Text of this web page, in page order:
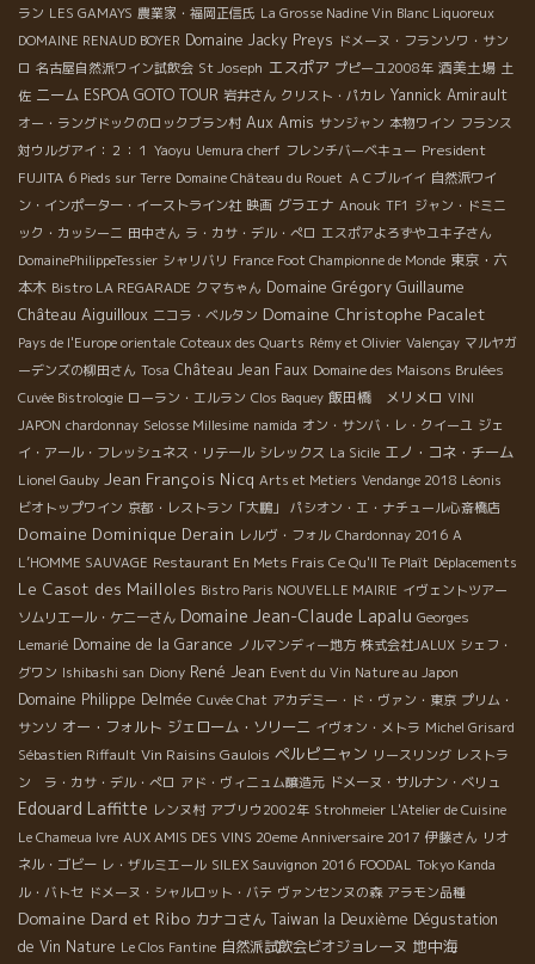
ラン LES GAMAYS 農業家・福岡正信氏 La Grosse Nadine Vin Blanc Liquoreux
DOMAINE RENAUD BOYER Domaine Jacky Preys ドメーヌ・フランソワ・サン
ロ 名古屋自然派ワイン試飲会 St Joseph エスポア プピーユ2008年 酒美土場 土
佐 ニーム ESPOA GOTO TOUR 岩井さん クリスト・パカレ Yannick Amirault
オー・ラングドックのロックブラン村 Aux Amis サンジャン 本物ワイン フランス
対ウルグアイ：２：１ Yaoyu Uemura cherf フレンチバーベキュー President
FUJITA 6 Pieds sur Terre Domaine Château du Rouet ＡＣブルイイ 自然派ワイ
ン・インポーター・イーストライン社 映画 グラエナ Anouk TF1 ジャン・ドミニ
ック・カッシーニ 田中さん ラ・カサ・デル・ぺロ エスポアよろずやユキ子さん
DomainePhilippeTessier シャリバリ France Foot Championne de Monde 東京・六
本木 Bistro LA REGARADE クマちゃん Domaine Grégory Guillaume
Château Aiguilloux ニコラ・ベルタン Domaine Christophe Pacalet
Pays de l'Europe orientale Coteaux des Quarts Rémy et Olivier Valençay マルヤガ
ーデンズの柳田さん Tosa Château Jean Faux Domaine des Maisons Brulées
Cuvée Bistrologie ローラン・エルラン Clos Baquey 飯田橋 メリメロ VINI
JAPON chardonnay Selosse Millesime namida オン・サンバ・レ・クイーユ ジェ
イ・アール・フレッシュネス・リテール シレックス La Sicile エノ・コネ・チーム
Lionel Gauby Jean François Nicq Arts et Metiers Vendange 2018 Léonis
ビオトップワイン 京都・レストラン「大鵬」 パシオン・エ・ナチュール心斎橋店
Domaine Dominique Derain レルヴ・フォル Chardonnay 2016 A
L’HOMME SAUVAGE Restaurant En Mets Frais Ce Qu'Il Te Plaît Déplacements
Le Casot des Mailloles Bistro Paris NOUVELLE MAIRIE イヴェントツアー
ソムリエール・ケニーさん Domaine Jean-Claude Lapalu Georges
Lemarié Domaine de la Garance ノルマンディー地方 株式会社JALUX シェフ・
グワン Ishibashi san Diony René Jean Event du Vin Nature au Japon
Domaine Philippe Delmée Cuvée Chat アカデミー・ド・ヴァン・東京 プリム・
サンソ オー・フォルト ジェローム・ソリーニ イヴォン・メトラ Michel Grisard
Sébastien Riffault Vin Raisins Gaulois ペルピニャン リースリング レストラ
ン ラ・カサ・デル・ぺロ アド・ヴィニュム醸造元 ドメーヌ・サルナン・ベリュ
Edouard Laffitte レンヌ村 アブリウ2002年 Strohmeier L'Atelier de Cuisine
Le Chameua Ivre AUX AMIS DES VINS 20eme Anniversaire 2017 伊藤さん リオ
ネル・ゴビー レ・ザルミエール SILEX Sauvignon 2016 FOODAL Tokyo Kanda
ル・バトセ ドメーヌ・シャルロット・バテ ヴァンセンヌの森 アラモン品種
Domaine Dard et Ribo カナコさん Taiwan la Deuxième Dégustation
de Vin Nature Le Clos Fantine 自然派試飲会ビオジョレーヌ 地中海